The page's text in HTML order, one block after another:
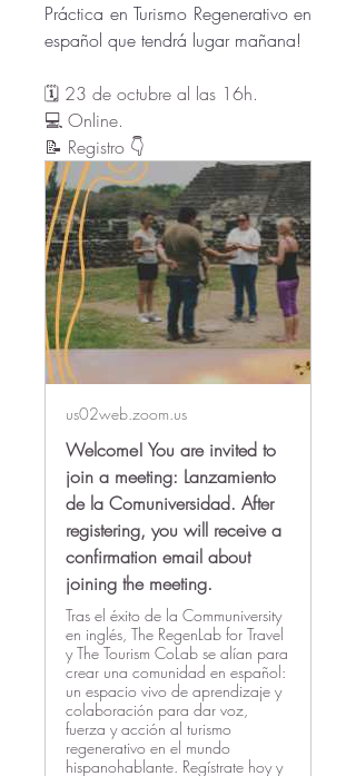
Práctica en Turismo Regenerativo en
español que tendrá lugar mañana!
🗓️ 23 de octubre al las 16h.
💻 Online.
📝 Registro 👇
us02web.zoom.us
Welcome! You are invited to
join a meeting: Lanzamiento
de la Comuniversidad. After
registering, you will receive a
confirmation email about
joining the meeting.
Tras el éxito de la Communiversity
en inglés, The RegenLab for Travel
y The Tourism CoLab se alían para
crear una comunidad en español:
un espacio vivo de aprendizaje y
colaboración para dar voz,
fuerza y acción al turismo
regenerativo en el mundo
hispanohablante. Regístrate hoy y